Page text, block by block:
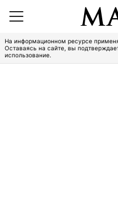
На информационном ресурсе
Оставаясь на сайте, вы
использование.